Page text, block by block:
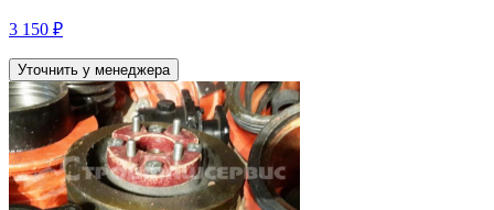
3 150 ₽
Уточнить у менеджера